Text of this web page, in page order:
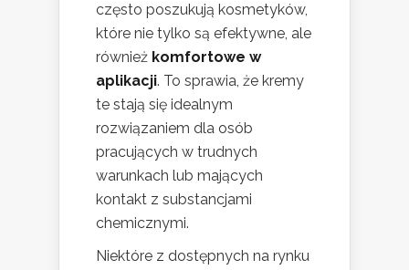
często poszukują kosmetyków,
które nie tylko są efektywne, ale
również komfortowe w
aplikacji. To sprawia, że kremy
te stają się idealnym
rozwiązaniem dla osób
pracujących w trudnych
warunkach lub mających
kontakt z substancjami
chemicznymi.
Niektóre z dostępnych na rynku